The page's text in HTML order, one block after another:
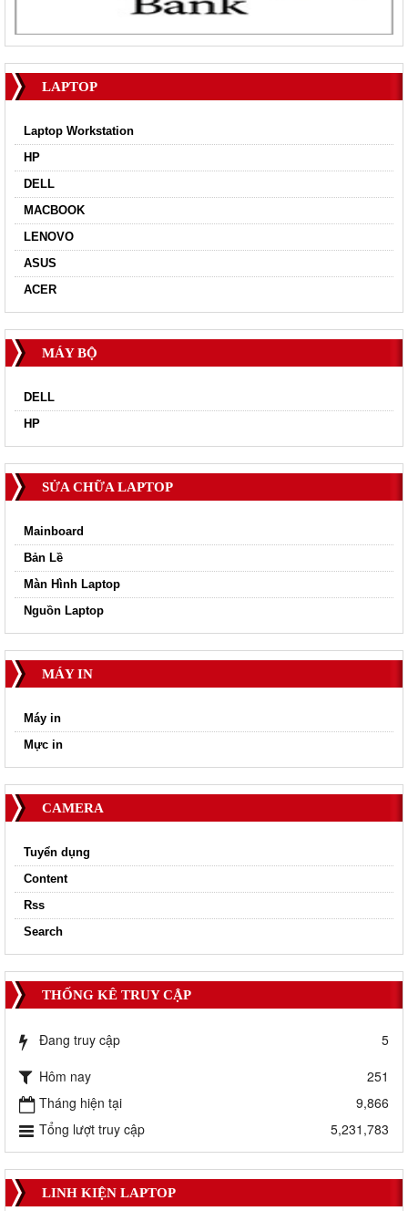
LAPTOP
Laptop Workstation
HP
DELL
MACBOOK
LENOVO
ASUS
ACER
MÁY BỘ
DELL
HP
SỬA CHỮA LAPTOP
Mainboard
Bản Lề
Màn Hình Laptop
Nguồn Laptop
MÁY IN
Máy in
Mực in
CAMERA
Tuyển dụng
Content
Rss
Search
THỐNG KÊ TRUY CẬP
Đang truy cập
5
Hôm nay
251
Tháng hiện tại
9,866
Tổng lượt truy cập
5,231,783
LINH KIỆN LAPTOP